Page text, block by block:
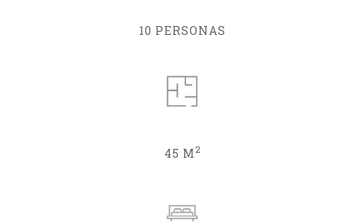
10 PERSONAS
45 M 2